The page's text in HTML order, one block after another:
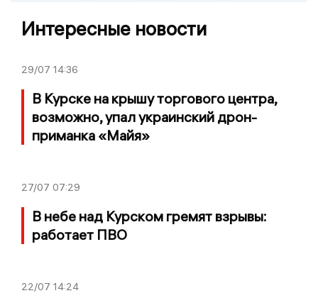
Интересные новости
29/07 14:36
В Курске на крышу торгового центра,
возможно, упал украинский дрон-
приманка «Майя»
27/07 07:29
В небе над Курском гремят взрывы:
работает ПВО
22/07 14:24